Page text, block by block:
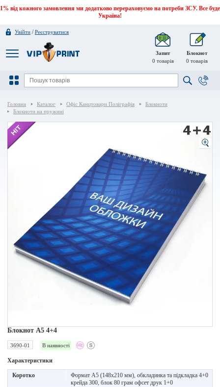
1% від кожного замовлення ми додатково перераховуємо на потреби ЗСУ. Все буде
Україна!
Увійти /Реєструватися
Запит
0 товарів
Блокнот
0 товарів
Головна Каталог Офіс Канцтовари Поліграфія
Блокноти
Блокноти на пружині
Блокнот A5 4+4
3690-01 В наявності
Характеристики
Коротко
Формат А5 (148х210 мм), обкладинка та підкладка 4+0
крейда 300, блок 80 грам офсет друк 1+0